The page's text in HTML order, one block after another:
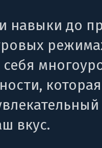
навыки до
которая
вкус.